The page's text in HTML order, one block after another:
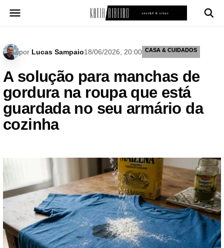
para
por Lucas Sampaio18/06/2026, 20:00 CASA & CUIDADOS
A solução para manchas de
gordura na roupa que está
guardada no seu armário da
cozinha